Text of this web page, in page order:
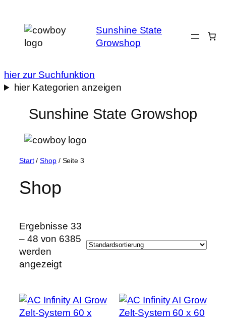
Inhalt
springen
Sunshine State
Growshop
hier zur Suchfunktion
hier Kategorien anzeigen
Sunshine State Growshop
Start/Shop/ Seite 3
Shop
Ergebnisse 33
– 48 von 6385
werden
angezeigt